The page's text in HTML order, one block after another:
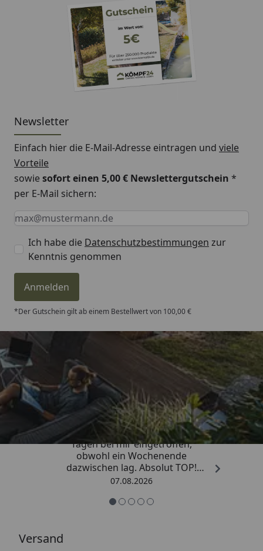
Newsletter
Einfach hier die E-Mail-Adresse eintragen und viele
Vorteile
sowiesofort einen 5,00 € Newslettergutschein *
per E-Mail sichern:
Keine Eingabe erforderlich
Eingabe erforderlich
E-Mail *
Ich habe die Datenschutzbestimmungen zur
Kenntnis genommen
Anmelden
*Der Gutschein gilt ab einem Bestellwert von 100,00 €
Trusted Shops
4,81/ 5
„Die Bestellung ist innerhalb von 4
Tagen bei mir eingetroffen,
obwohl ein Wochenende
dazwischen lag. Absolut TOP!
Sicherlich nicht die letzte
so.“
07.08.2026
Versand